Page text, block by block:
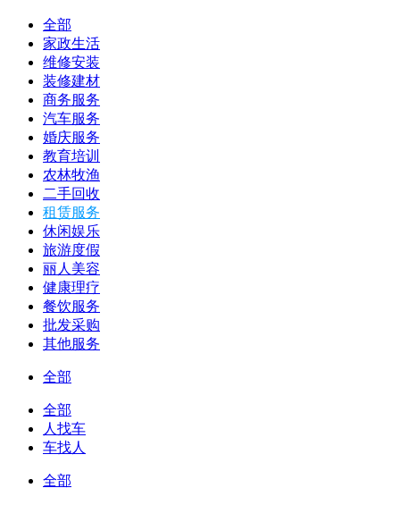
全部
家政生活
维修安装
装修建材
商务服务
汽车服务
婚庆服务
教育培训
农林牧渔
二手回收
租赁服务
休闲娱乐
旅游度假
丽人美容
健康理疗
餐饮服务
批发采购
其他服务
全部
全部
人找车
车找人
全部